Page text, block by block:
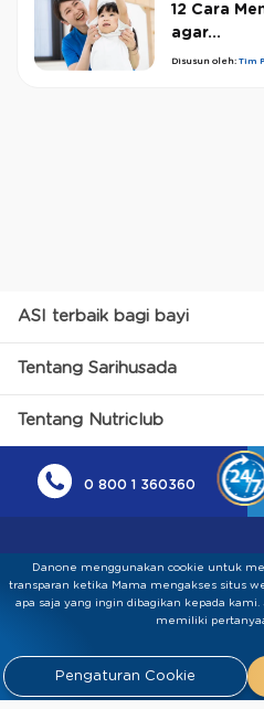
12 Cara
agar...
Disusun oleh: Tim
ASI terbaik bagi bayi
Tentang Sarihusada
Tentang Nutriclub
0 800 1 360360
Kebijakan Privasi
Tentang
Danone menggunakan cookie untuk
transparan ketika Mama mengakses situs
apa saja yang ingin dibagikan kepada kami.​
memiliki
Pengaturan Cookie